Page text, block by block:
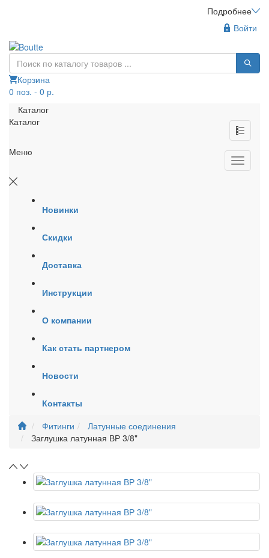
Подробнее
Войти
Корзина
0 поз. - 0 р.
Каталог
Каталог
Меню
Новинки
Скидки
Доставка
Инструкции
О компании
Как стать партнером
Новости
Контакты
Фитинги
Латунные соединения
Заглушка латунная ВР 3/8"